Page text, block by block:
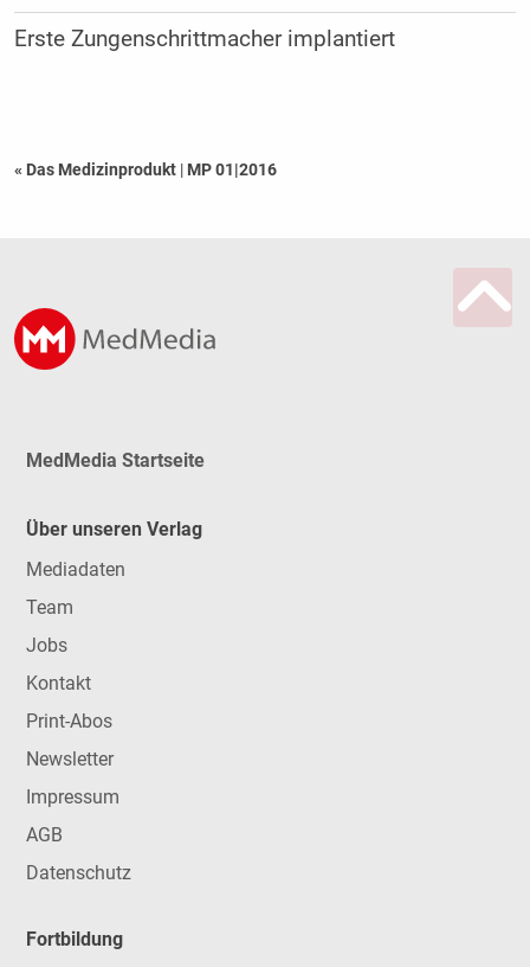
Erste Zungenschrittmacher implantiert
« Das Medizinprodukt | MP 01|2016
MedMedia Startseite
Über unseren Verlag
Mediadaten
Team
Jobs
Kontakt
Print-Abos
Newsletter
Impressum
AGB
Datenschutz
Fortbildung